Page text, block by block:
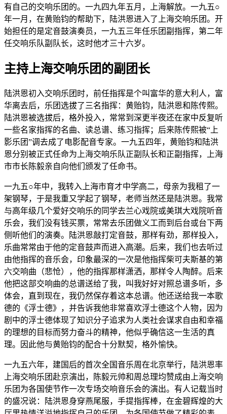
有自己的交响乐团的。一九四九年五月，上海解放。一九五○
年一月，在黄贻钧的帮助下，陆洪恩进入了上海交响乐团。开
始担任的是定音鼓演奏员，一九五三年任乐团副指挥，第二年
任交响乐队副队长，这时他才三十六岁。
主持上海交响乐团的副团长
陆洪恩初入交响乐团时，前任指挥是个叫富华的意大利人，富
华离去后，乐团选拔了三名指挥：黄贻钧，陆洪恩和陈传熙。
陆洪恩被选拔后，格外投入，常常到深更半夜还在家中反复听
一些名家指挥的名曲、读总谱、练习指挥；后来陈传熙被“上
影乐团”调去成了电影配音专家。一九五四年，黄贻钧和陆洪
恩分别被正式任命为上海交响乐队正副队长和正副指挥，上海
市市长陈毅亲自向他们颁发了任命书。
一九五○年中，我转入上海市育才中学高二，母亲为我租了一
架钢琴，于是我重又学起了钢琴，老师当然还是陆洪恩。我常
与高年级几个爱好交响乐的同学去兰心戏院或美琪大戏院听音
乐会，我们没有钱买票，常常去乐团做义工而到后台或台下两
侧听他们的演奏。陆洪恩敲打定音鼓，那样有劲，那样投入，
乐曲常常由于他的定音鼓声而进入高潮。后来，我们也去听过
由他指挥的音乐会，印象最深的一次是他指挥柴可夫斯基的第
六交响曲（悲怆），他的指挥那样潇洒，那样令人陶醉。后来
他把这部交响曲的总谱送给了我，叫我好好对照总谱多听，多
体会，直到现在，我仍然保存着这本总谱。他还送给我一本歌
德的《浮士德》，并告诉我他非常喜欢浮士德这个人物，因为
剧中的浮士德体现了知识分子追求为人类社会谋求自由和幸福
的理想的目标而努力奋斗的精神，他似乎确信这一生活的真
理。因此他与黄贻钧的配合十分默契，格外愉快。
一九五六年，建国后的首次全国音乐周在北京举行，陆洪恩率
上海交响乐团赴京演出，陈毅元帅和周总理均赞成由上海交响
乐团为各国使节作一次专场交响音乐会的演出。有人记载当时
的盛况说：陆洪恩身穿燕尾服，手提指挥棒，在金碧辉煌的大